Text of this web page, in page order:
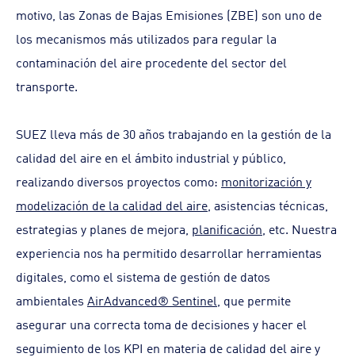
motivo, las Zonas de Bajas Emisiones (ZBE) son uno de
los mecanismos más utilizados para regular la
contaminación del aire procedente del sector del
transporte.
SUEZ lleva más de 30 años trabajando en la gestión de la
calidad del aire en el ámbito industrial y público,
realizando diversos proyectos como: monitorización y
modelización de la calidad del aire , asistencias técnicas,
estrategias y planes de mejora, planificación , etc. Nuestra
experiencia nos ha permitido desarrollar herramientas
digitales, como el sistema de gestión de datos
ambientales AirAdvanced® Sentinel , que permite
asegurar una correcta toma de decisiones y hacer el
seguimiento de los KPI en materia de calidad del aire y